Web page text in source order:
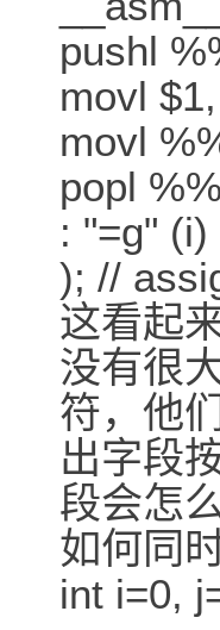
pushl
movl
movl
popl
: "=g" (i)
); //
这看起
没有很
符，他
出字段
段会怎
如何同
int i=0,